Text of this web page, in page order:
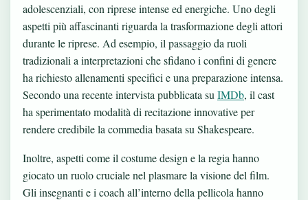
adolescenziali, con riprese intense ed energiche. Uno degli
aspetti più affascinanti riguarda la trasformazione degli attori
durante le riprese. Ad esempio, il passaggio da ruoli
tradizionali a interpretazioni che sfidano i confini di genere
ha richiesto allenamenti specifici e una preparazione intensa.
Secondo una recente intervista pubblicata su IMDb, il cast
ha sperimentato modalità di recitazione innovative per
rendere credibile la commedia basata su Shakespeare.
Inoltre, aspetti come il costume design e la regia hanno
giocato un ruolo cruciale nel plasmare la visione del film.
Gli insegnanti e i coach all’interno della pellicola hanno